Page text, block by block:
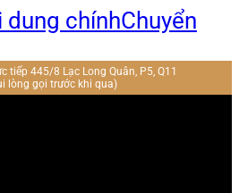
dung chínhChuyển
tiếp 445/8 Lạc Long Quân, P5, Q11
lòng gọi trước khi qua)